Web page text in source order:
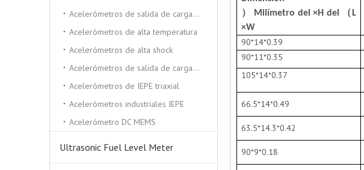
Acelerómetros de salida de carga triaxial
Acelerómetros de alta temperatura
Acelerómetros de alta shock
Acelerómetros de salida de carga monocial
Acelerómetros de IEPE triaxial
Acelerómetros industriales IEPE
Acelerómetro DC MEMS
Ultrasonic Fuel Level Meter
） Milímetro del ×H del （L
×W
90*14*0.39
90*11*0.35
105*14*0.37
66.5*14*0.49
63.5*14.3*0.42
90*9*0.18